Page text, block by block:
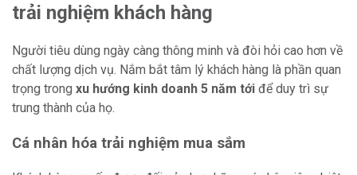
trải nghiệm khách hàng
Người tiêu dùng ngày càng thông minh và đòi hỏi cao hơn về
chất lượng dịch vụ. Nắm bắt tâm lý khách hàng là phần quan
trọng trong xu hướng kinh doanh 5 năm tới để duy trì sự
trung thành của họ.
Cá nhân hóa trải nghiệm mua sắm